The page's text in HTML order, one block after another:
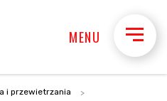
MENU
i przewietrzania